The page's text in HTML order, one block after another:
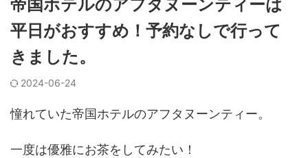
帝国ホテルのアフタヌーンティーは
平日がおすすめ！予約なしで行って
きました。
2024-06-24
憧れていた帝国ホテルのアフタヌーンティー。
一度は優雅にお茶をしてみたい！